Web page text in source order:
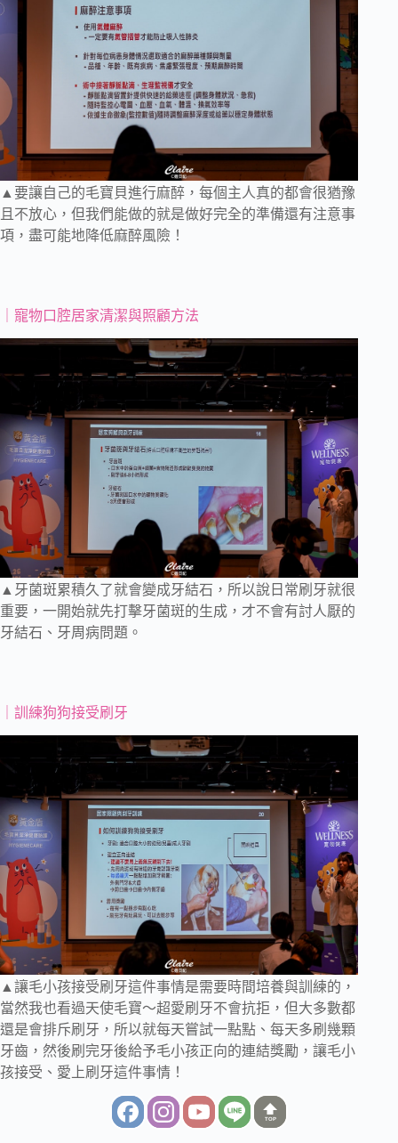
▲要讓自己的毛寶貝進行麻醉，每個主人真的都會很猶豫
且不放心，但我們能做的就是做好完全的準備還有注意事
項，盡可能地降低麻醉風險！
｜寵物口腔居家清潔與照顧方法
▲牙菌斑累積久了就會變成牙結石，所以說日常刷牙就很
重要，一開始就先打擊牙菌斑的生成，才不會有討人厭的
牙結石、牙周病問題。
｜訓練狗狗接受刷牙
▲讓毛小孩接受刷牙這件事情是需要時間培養與訓練的，
當然我也看過天使毛寶～超愛刷牙不會抗拒，但大多數都
還是會排斥刷牙，所以就每天嘗試一點點、每天多刷幾顆
牙齒，然後刷完牙後給予毛小孩正向的連結獎勵，讓毛小
孩接受、愛上刷牙這件事情！
TOP